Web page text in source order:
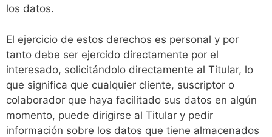
los datos.
El ejercicio de estos derechos es personal y por
tanto debe ser ejercido directamente por el
interesado, solicitándolo directamente al Titular, lo
que significa que cualquier cliente, suscriptor o
colaborador que haya facilitado sus datos en algún
momento, puede dirigirse al Titular y pedir
información sobre los datos que tiene almacenados